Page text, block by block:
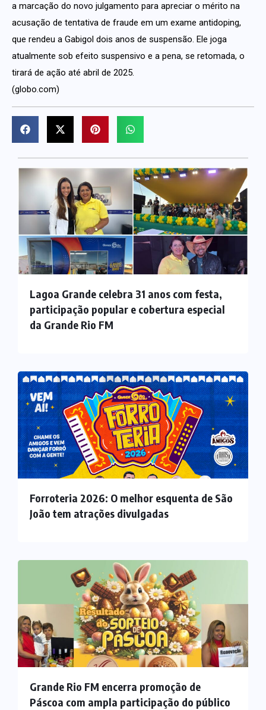
a marcação do novo julgamento para apreciar o mérito na
acusação de tentativa de fraude em um exame antidoping,
que rendeu a Gabigol dois anos de suspensão. Ele joga
atualmente sob efeito suspensivo e a pena, se retomada, o
tirará de ação até abril de 2025.
(globo.com)
Lagoa Grande celebra 31 anos com festa,
participação popular e cobertura especial
da Grande Rio FM
Forroteria 2026: O melhor esquenta de São
João tem atrações divulgadas
Grande Rio FM encerra promoção de
Páscoa com ampla participação do público